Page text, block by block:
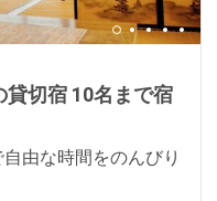
切宿 10名まで宿
由な時間をのんびり